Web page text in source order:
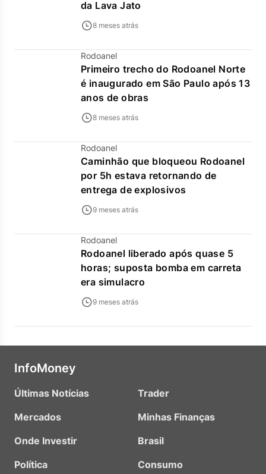
da Lava Jato
8 meses atrás
Rodoanel
Primeiro trecho do Rodoanel Norte
é inaugurado em São Paulo após 13
anos de obras
8 meses atrás
Rodoanel
Caminhão que bloqueou Rodoanel
por 5h estava retornando de
entrega de explosivos
9 meses atrás
Rodoanel
Rodoanel liberado após quase 5
horas; suposta bomba em carreta
era simulacro
9 meses atrás
InfoMoney
Últimas Notícias
Mercados
Onde Investir
Política
Trader
Minhas Finanças
Brasil
Consumo